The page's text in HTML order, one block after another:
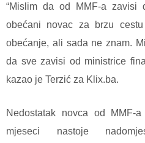
“Mislim da od MMF-a
obećani novac za brzu
obećanje, ali sada ne znam.
da sve zavisi od ministrice
kazao je Terzić za Klix.ba.
Nedostatak novca od
mjeseci nastoje